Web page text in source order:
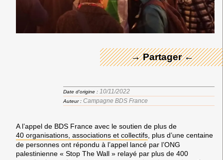
→ Partager ←
← Merci ! →
Date d'origine : 10/11/2022
Auteur : Campagne BDS France
A l’appel de BDS France avec le soutien de plus de
40 organisations, associations et collectifs, plus d’une centaine
de personnes ont répondu à l’appel lancé par l’ONG
palestinienne « Stop The Wall » relayé par plus de 400